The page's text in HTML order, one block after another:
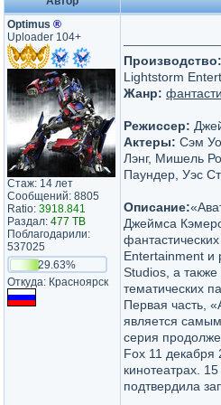
Optimus ®
Uploader 104+
Стаж: 14 лет
Сообщений: 8805
Ratio: 3918.841
Раздал: 477 TB
Поблагодарили:
537025
29.63%
Откуда: Красноярск
Производство:
Lightstorm
Жанр:
Режиссер:
Актеры: Сэм
Лэнг, Мишель
Паундер, Уэс
Описание:
Джеймса
Entertainment и
Studios, а
тематических
Первая часть,
является
серия
Fox 11
кинотеатрах.
подтвердила